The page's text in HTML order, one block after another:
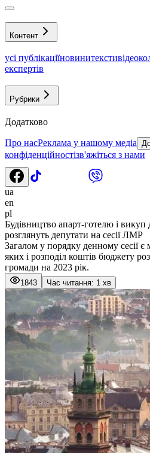
Контент
усі публікаціїновинитекстивідео
експертів
Рубрики
Додатково
Про насРеклама у нашому медіа
конфіденційностізв'яжіться з нами
ua
en
pl
Будівництво апарт-готелю і викуп
розглянуть депутати на сесії ЛМР
Загалом у порядку денному сесії
яких і розподіл коштів бюджету
громади на 2023 рік.
1843 Час читання: 1 хв